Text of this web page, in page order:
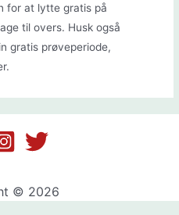
for at lytte gratis på
til overs. Husk også
gratis prøveperiode,
© 2026